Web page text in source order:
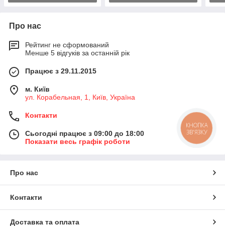
Про нас
Рейтинг не сформований
Менше 5 відгуків за останній рік
Працює з 29.11.2015
м. Київ
ул. Корабельная, 1, Київ, Україна
Контакти
Сьогодні працює з 09:00 до 18:00
Показати весь графік роботи
Про нас
Контакти
Доставка та оплата
КНОПКА
ЗВ'ЯЗКУ